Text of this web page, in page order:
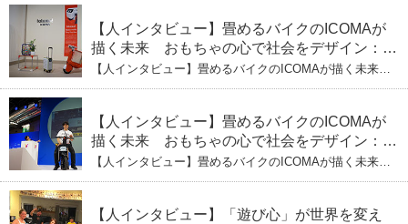
【人インタビュー】畳めるバイクのICOMAが
描く未来 おもちゃの心で社会をデザイン：株
式会社ICOMAの代表取締役・生駒崇光
（下）おもちゃで社会を変える、「トイボック
【人インタビュー】畳めるバイクのICOMAが描く未来
イボックス」というデザインメソッド
【人インタビュー】畳めるバイクのICOMAが
描く未来 おもちゃの心で社会をデザイン：株
式会社ICOMAの代表取締役・生駒崇光
（上）「変形」に魅せられたデザイナーの軌
【人インタビュー】畳めるバイクのICOMAが描く未来
ーの軌跡
【人インタビュー】「遊び心」が世界を変え